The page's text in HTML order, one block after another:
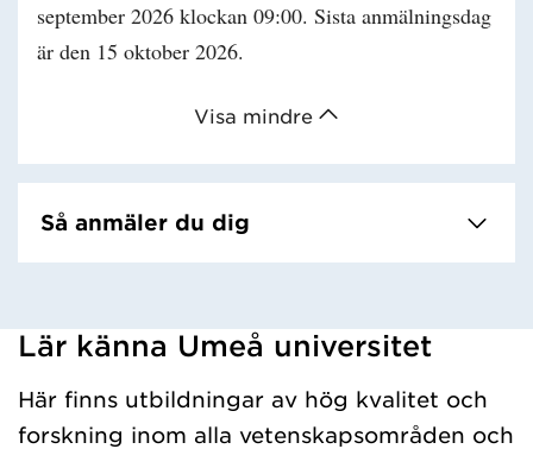
Visa mindre
september 2026 klockan 09:00. Sista anmälningsdag
är den 15 oktober 2026.
Så anmäler du dig
Har hämtat kursochkurspaket.
Lär känna Umeå universitet
Här finns utbildningar av hög kvalitet och
forskning inom alla vetenskapsområden och